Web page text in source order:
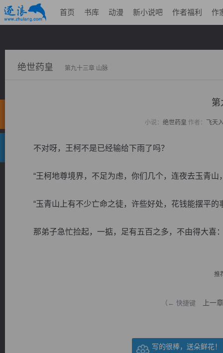
首页 书库 动漫 新小说吧 作者福利 作
绝世药皇 第九十三章 山脉
第
小说： 绝世药皇 作者： 飞天
不对呀，王柯不是已经输给下雨了吗？
“王柯地尊境界，不足为虑，你们几个，连夜去玉青山
“玉青山上有不少亡命之徒，许些好处，花钱能摆平的
那弟子急忙捡起，一掂，足有五百之多，不由得大喜：
推
（← 快捷键 上一章
写的很棒，送朵鲜花！